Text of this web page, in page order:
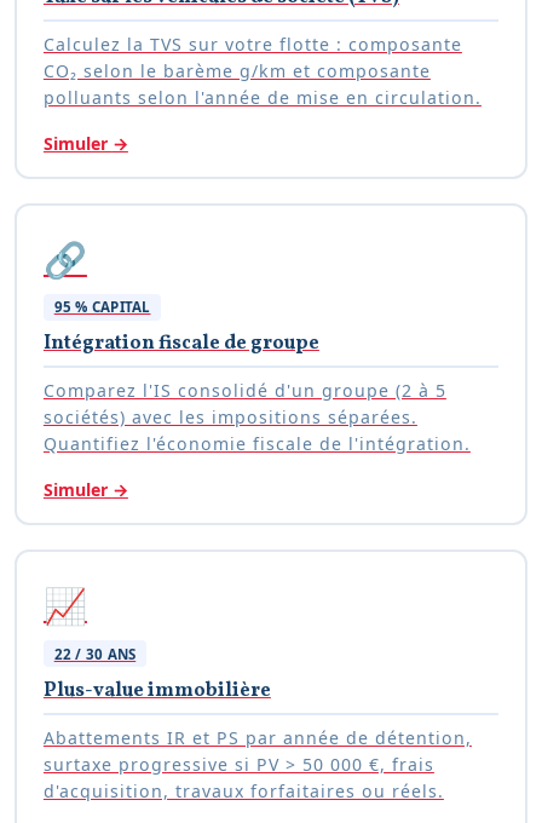
Calculez la TVS sur votre flotte : composante
CO₂ selon le barème g/km et composante
polluants selon l'année de mise en circulation.
Simuler →
🔗
95 % CAPITAL
Intégration fiscale de groupe
Comparez l'IS consolidé d'un groupe (2 à 5
sociétés) avec les impositions séparées.
Quantifiez l'économie fiscale de l'intégration.
Simuler →
📈
22 / 30 ANS
Plus-value immobilière
Abattements IR et PS par année de détention,
surtaxe progressive si PV > 50 000 €, frais
d'acquisition, travaux forfaitaires ou réels.